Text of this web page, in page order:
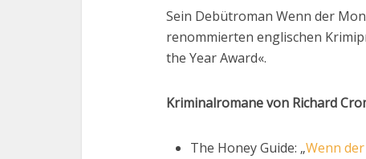
Sein Debütroman Wenn der
renommierten englischen
the Year Award«.
Kriminalromane von Richard
The Honey Guide: „Wenn